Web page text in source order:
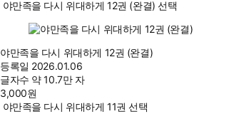
야만족을 다시 위대하게 12권 (완결) 선택
야만족을 다시 위대하게 12권 (완결)
등록일 2026.01.06
글자수 약 10.7만 자
3,000원
야만족을 다시 위대하게 11권 선택